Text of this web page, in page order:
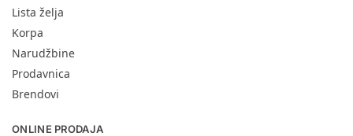
Lista želja
Korpa
Narudžbine
Prodavnica
Brendovi
ONLINE PRODAJA